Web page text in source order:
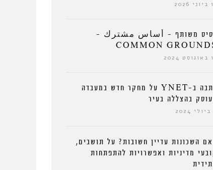
משותף – أساس مشترك –
COMMON
כתבה ב-YNET על מחקר חדש במעבדה
בהצללה בעיר
השכונות עדיין חשובות? על תושבים,
מדיניות ואפשרויות להתפתחות